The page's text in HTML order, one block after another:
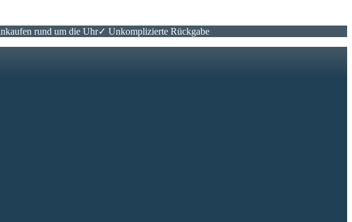
rund um die Uhr✓ Unkomplizierte Rückgabe